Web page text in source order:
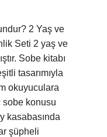
2 Yaş ve
Seti 2 yaş ve
Sobe kitabı
tasarımıyla
okuyuculara
konusu
kasabasında
şüpheli